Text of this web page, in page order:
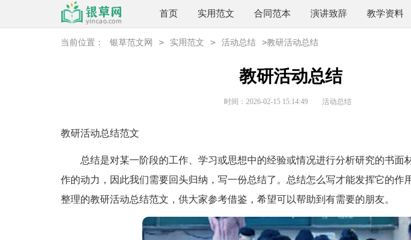
首页 实用范文 合同范本 演讲致辞 教学资料
当前位置： 银草范文网 > 实用范文 > 活动总结 >教研活动总结
教研活动总结
时间：2026-02-15 15:14:49 活动总结
教研活动总结范文
总结是对某一阶段的工作、学习或思想中的经验或情况进行分析研究的书面
作的动力，因此我们需要回头归纳，写一份总结了。总结怎么写才能发挥它的作
整理的教研活动总结范文，供大家参考借鉴，希望可以帮助到有需要的朋友。